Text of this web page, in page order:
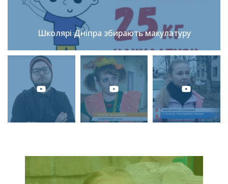
Школярі Дніпра збирають макулатуру